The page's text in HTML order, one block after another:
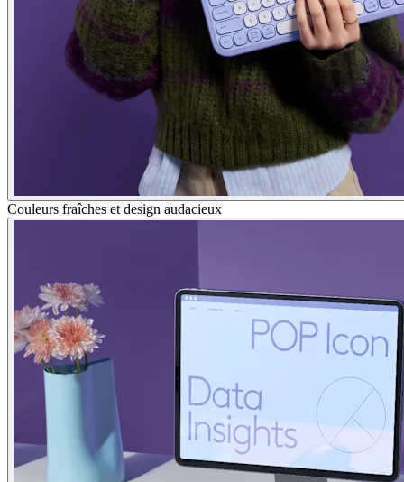
Couleurs fraîches et design audacieux